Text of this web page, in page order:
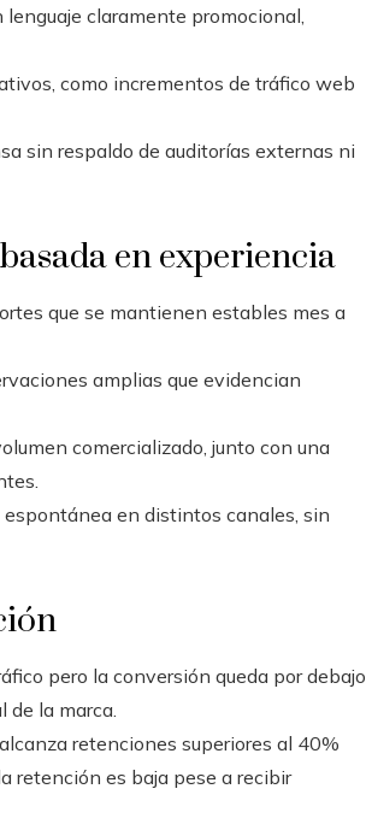
claramente promocional,
como incrementos de tráfico web
sin respaldo de auditorías externas ni
en experiencia
que se mantienen estables mes a
amplias que evidencian
comercializado, junto con una
en distintos canales, sin
pero la conversión queda por debajo
de la marca.
retenciones superiores al 40%
retención es baja pese a recibir